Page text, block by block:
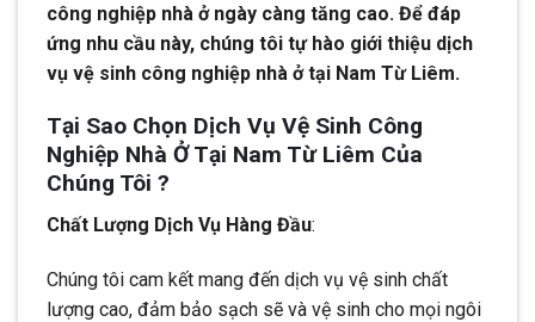
công nghiệp nhà ở ngày càng tăng cao. Để đáp
ứng nhu cầu này, chúng tôi tự hào giới thiệu dịch
vụ vệ sinh công nghiệp nhà ở tại Nam Từ Liêm.
Tại Sao Chọn Dịch Vụ Vệ Sinh Công
Nghiệp Nhà Ở Tại Nam Từ Liêm Của
Chúng Tôi ?
Chất Lượng Dịch Vụ Hàng Đầu:
Chúng tôi cam kết mang đến dịch vụ vệ sinh chất
lượng cao, đảm bảo sạch sẽ và vệ sinh cho mọi ngôi